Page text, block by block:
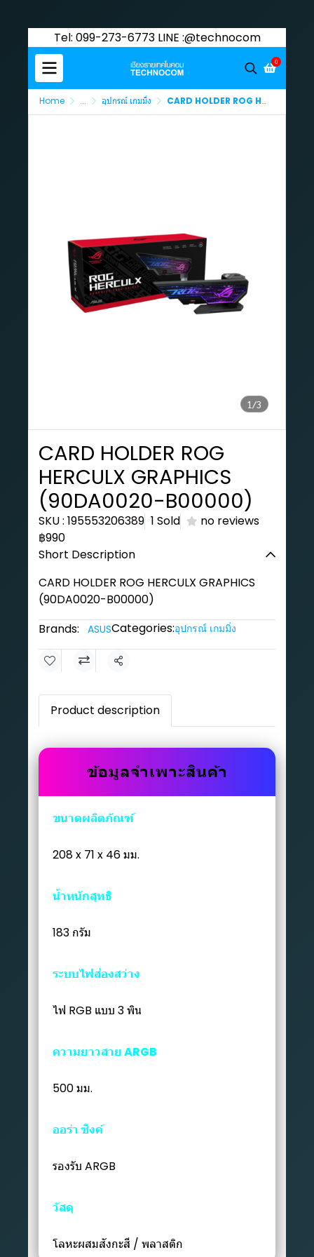
Tel: 099-273-6773 LINE :@technocom
0
Home ... อุปกรณ์ เกมมิ่ง CARD HOLDER ROG HERCULX GRAPHICS (90DA0020-B00000)
1/3
CARD HOLDER ROG
HERCULX GRAPHICS
(90DA0020-B00000)
SKU : 195553206389 1 Sold
no reviews
฿990
Short Description
CARD HOLDER ROG HERCULX GRAPHICS
(90DA0020-B00000)
Brands:
ASUSCategories:อุปกรณ์ เกมมิ่ง
Share
Product description
ข้อมูลจำเพาะสินค้า
ขนาดผลิตภัณฑ์
208 x 71 x 46 มม.
น้ำหนักสุทธิ
183 กรัม
ระบบไฟส่องสว่าง
ไฟ RGB แบบ 3 พิน
ความยาวสาย ARGB
500 มม.
ออร่า ซิงค์
รองรับ ARGB
วัสดุ
โลหะผสมสังกะสี / พลาสติก